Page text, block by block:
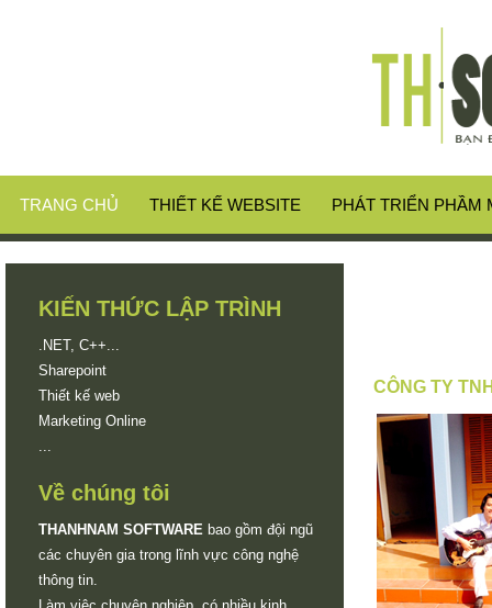
TRANG CHỦ THIẾT KẾ WEBSITE PHÁT TRIỂN PHẦM
KIẾN THỨC LẬP TRÌNH
.NET, C++...
Sharepoint
Thiết kế web
Marketing Online
...
Về chúng tôi
THANHNAM SOFTWARE bao gồm đội ngũ
các chuyên gia trong lĩnh vực công nghệ
thông tin.
CÔNG TY